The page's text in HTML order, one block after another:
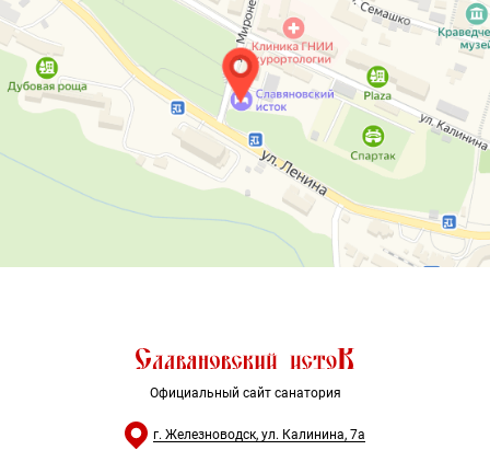
Официальный сайт санатория
г. Железноводск, ул. Калинина, 7а